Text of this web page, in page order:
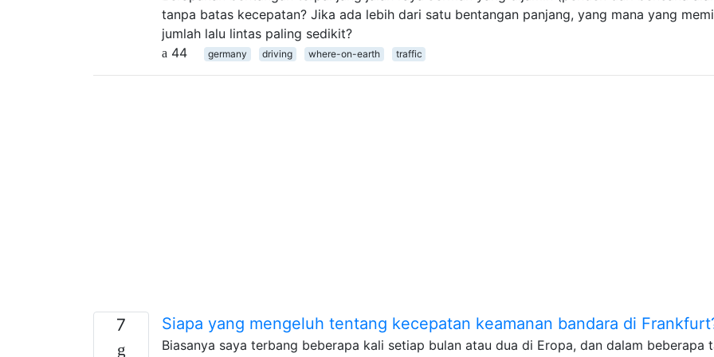
tanpa batas kecepatan? Jika ada lebih dari satu bentangan panjang, yang mana yang
jumlah lalu lintas paling sedikit?
44
germany driving where-on-earth traffic
7 Siapa yang mengeluh tentang kecepatan keamanan bandara di
Biasanya saya terbang beberapa kali setiap bulan atau dua di Eropa, dan dalam beberapa